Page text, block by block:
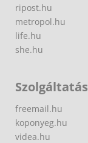
ripost.hu
metropol.hu
life.hu
she.hu
Szolgáltatás
freemail.hu
koponyeg.hu
videa.hu